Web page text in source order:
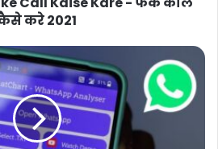
करे 2021